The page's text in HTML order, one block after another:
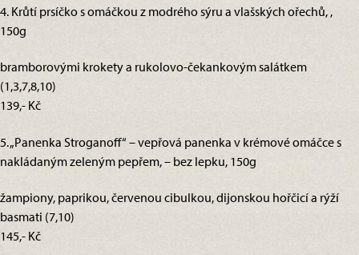
4. Krůtí prsíčko s omáčkou z modrého sýru a vlašských ořechů, ,
150g
bramborovými krokety a rukolovo-čekankovým salátkem
(1,3,7,8,10)
139,- Kč
5. „Panenka Stroganoff“ – vepřová panenka v krémové omáčce s
nakládaným zeleným pepřem, – bez lepku, 150g
žampiony, paprikou, červenou cibulkou, dijonskou hořčicí a rýží
basmati (7,10)
145,- Kč